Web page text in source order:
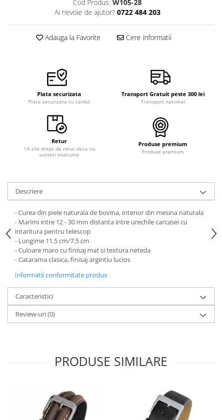
Curele Apple Watch
Curele cauciuc
Curele militare
Curele piele
Curele Samsung Watch
Curele textile
Handmade / Bijutieri
Clesti Miniatura
Curatare Bijuterii
Dispozitive Bratari
Dispozitive Inele
Dispozitive Margelit
Fierastraie / Panze
Mandrine si Burghie
Menghine
Modelarea Metalului
Nicovale si Suporti
PROMOTII Curele Apple Watch
PROMOTII Curele Garmin
Cod Produs: W105-28
Ai nevoie de ajutor? 0722 484 203
Adauga la Favorite Cere informatii
Plata securizata
Plata securizata cu cardul
Transport Gratuit peste 300 lei
Transport national
Retur
14 zile drept de retur daca nu
sunteti multumit
Produse premium
Produse premium
Descriere
- Curea din piele naturala de bovina, interior din mesina naturala
- Marimi intre 12 - 30 mm distanta intre urechile carcasei cu
intaritura pentru telescop
- Lungime 11.5 cm/7.5 cm
- Culoare maro cu finisaj mat si textura neteda
- Catarama clasica, finisaj argintiu lucios
Informatii conformitate produs
Caracteristici
Review-uri(0)
PRODUSE SIMILARE